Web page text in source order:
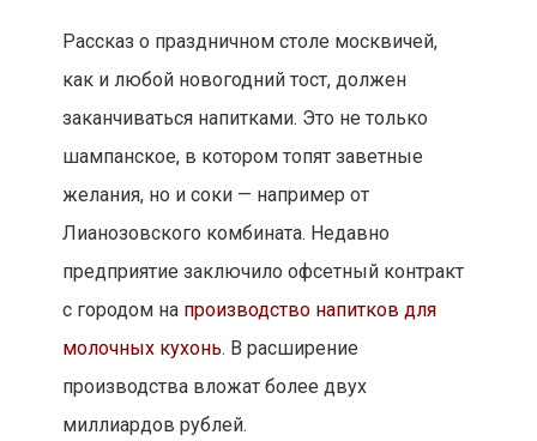
Рассказ о праздничном столе москвичей,
как и любой новогодний тост, должен
заканчиваться напитками. Это не только
шампанское, в котором топят заветные
желания, но и соки — например от
Лианозовского комбината. Недавно
предприятие заключило офсетный контракт
с городом на производство напитков для
молочных кухонь. В расширение
производства вложат более двух
миллиардов рублей.